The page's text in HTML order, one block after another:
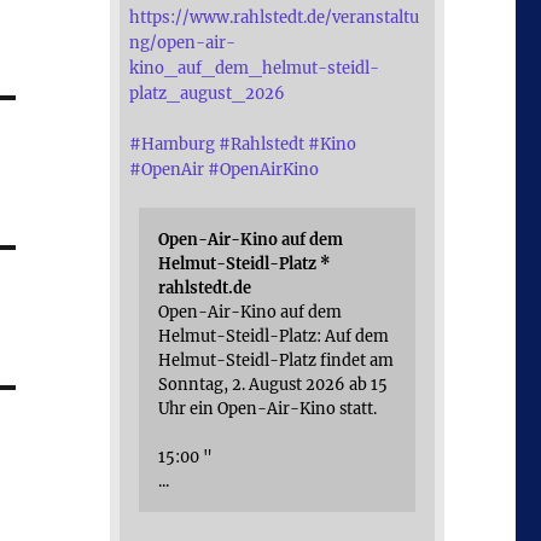
https://www.rahlstedt.de/veranstaltu
ng/open-air-
kino_auf_dem_helmut-steidl-
platz_august_2026
#Hamburg #Rahlstedt #Kino
#OpenAir #OpenAirKino
Open-Air-Kino auf dem
Helmut-Steidl-Platz *
rahlstedt.de
Open-Air-Kino auf dem
Helmut-Steidl-Platz: Auf dem
Helmut-Steidl-Platz findet am
Sonntag, 2. August 2026 ab 15
Uhr ein Open-Air-Kino statt.
15:00 "
...